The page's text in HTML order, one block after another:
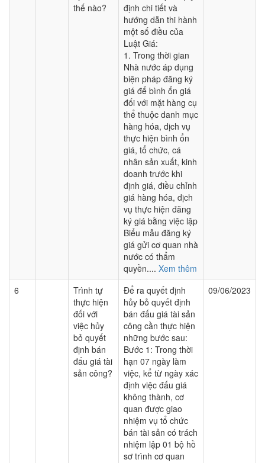
thế nào?
định chi tiết và
hướng dẫn thi hành
một số điều của
Luật Giá:
1. Trong thời gian
Nhà nước áp dụng
biện pháp đăng ký
giá để bình ổn giá
đối với mặt hàng cụ
thể thuộc danh mục
hàng hóa, dịch vụ
thực hiện bình ổn
giá, tổ chức, cá
nhân sản xuất, kinh
doanh trước khi
định giá, điều chỉnh
giá hàng hóa, dịch
vụ thực hiện đăng
ký giá bằng việc lập
Biểu mẫu đăng ký
giá gửi cơ quan nhà
nước có thẩm
quyền.... Xem thêm
6
Trình tự
thực hiện
đối với
việc hủy
bỏ quyết
định bán
đấu giá tài
sản công?
Để ra quyết định
hủy bỏ quyết định
bán đấu giá tài sản
công cần thực hiện
những bước sau:
Bước 1: Trong thời
hạn 07 ngày làm
việc, kể từ ngày xác
định việc đấu giá
không thành, cơ
quan được giao
nhiệm vụ tổ chức
bán tài sản có trách
nhiệm lập 01 bộ hồ
sơ trình cơ quan
09/06/2023